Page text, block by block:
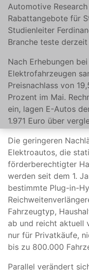
Automotive
Rabattangebote für
Studienleiter
Branche teste
Nach Erhebungen
Elektrofahrzeugen
Preisnachlass von
Prozent im Mai.
ein, lagen E-Autos
1.971 Euro über
Die geringeren
Elektroautos, die
förderberechtigter
werden seit dem 1.
bestimmte Plug-in-
Fahrzeugtyp,
ab und reicht aktuell
nur für Privatkäufe,
bis zu 800.000
Parallel verändert